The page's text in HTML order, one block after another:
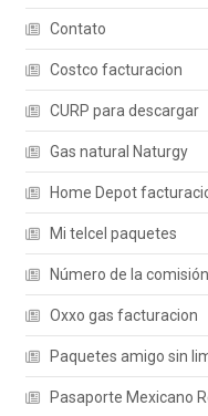
Contato
Costco facturacion
CURP para descargar
Gas natural Naturgy
Home Depot
Mi telcel paquetes
Número de la
Oxxo gas facturacion
Paquetes amigo sin
Pasaporte Mexicano